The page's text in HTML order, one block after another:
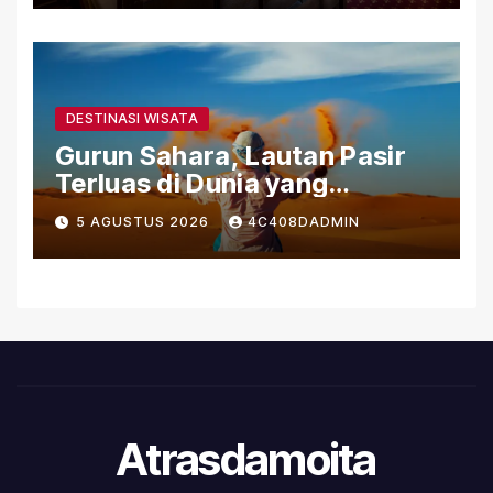
DESTINASI WISATA
Gurun Sahara, Lautan Pasir
Terluas di Dunia yang
Menyimpan Kehidupan dan
Sejarah
5 AGUSTUS 2026 4C408DADMIN
Atrasdamoita